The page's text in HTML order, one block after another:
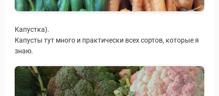
Капустка).
Капусты тут много и практически всех сортов, которые я
знаю.